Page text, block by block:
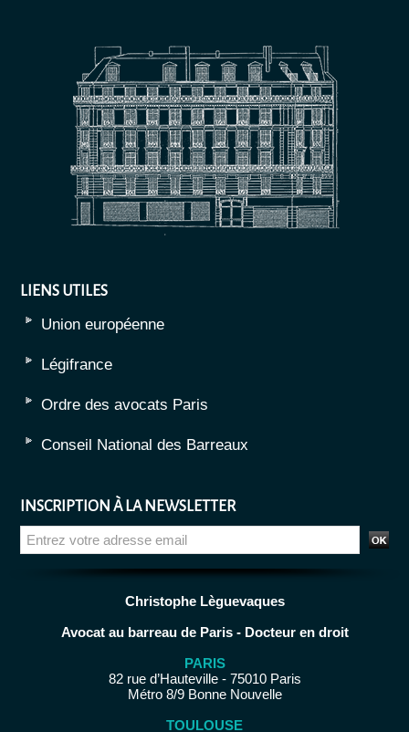
LIENS UTILES
Union européenne
Légifrance
Ordre des avocats Paris
Conseil National des Barreaux
INSCRIPTION À LA NEWSLETTER
Christophe Lèguevaques
Avocat au barreau de Paris - Docteur en droit
PARIS
82 rue d’Hauteville - 75010 Paris
Métro 8/9 Bonne Nouvelle
TOULOUSE